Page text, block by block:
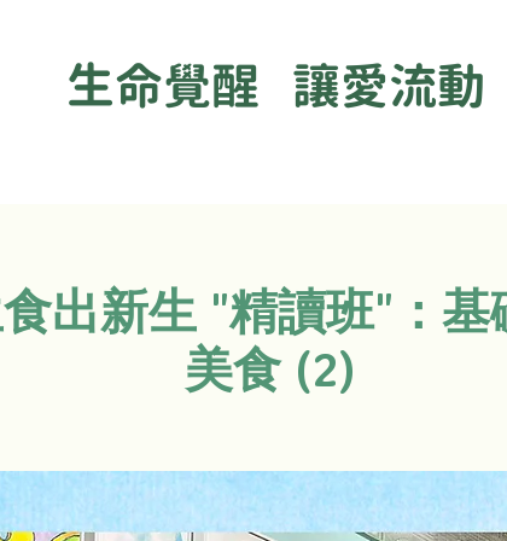
生命覺醒 讓愛流動
出新生 "精讀班"：基
美食 (2)